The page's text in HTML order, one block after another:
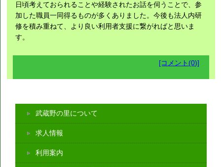
日頃考えておられることや経験されたお話を伺うことで、参
加した職員一同得るものが多くありました。今後も法人内研
修を積み重ねて、より良い利用者支援に繋がればと思いま
す。
[コメント(0)]
武蔵野の里について
求人情報
利用案内